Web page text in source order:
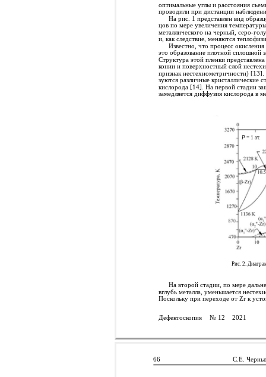
оптимальные углы и расстояния
проводили при дистанции
На рис. 1 представлен вид
цов по мере увеличения
металлического на черный, серо-
и, как следствие, меняются
Известно, что процесс
это образование плотной сплошной
Структура этой пленки
конии и поверхностный слой
признак нестехиометричности)
зуются различные кристаллические
кислорода [14]. На первой стадии
замедляется диффузия кислорода в
P= 1 ат.
Рис. 2.
На второй стадии, по мере
вглубь металла, уменьшается
Поскольку при переходе от Zr к
Дефектоскопия № 12 2021
66 С.Е.